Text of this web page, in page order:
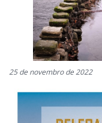
25 de novembro de 2022